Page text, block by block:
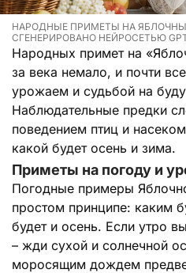
НАРОДНЫЕ ПРИМЕТЫ НА
СГЕНЕРИРОВАНО НЕЙРОСЕТЬЮ GPT
Народных примет на
за века немало, и почти
урожаем и судьбой на
Наблюдательные предки
поведением птиц и
какой будет осень и зима.
Приметы на погоду и
Погодные примеры
простом принципе: каким
будет и осень. Если утро
– жди сухой и солнечной
моросящим дождем